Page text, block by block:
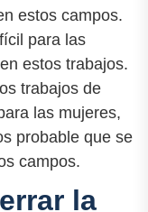
estos campos.
para las
estos trabajos.
trabajos de
las mujeres,
probable que se
campos.
la